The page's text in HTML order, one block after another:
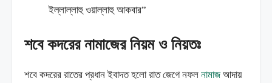
ইল্লাল্লাহু ওয়াল্লাহু আকবার”
শবে কদরের নামাজের নিয়ম ও নিয়তঃ
শবে কদরের রাতের প্রধান ইবাদত হলো রাত জেগে নফল নামাজআদায়